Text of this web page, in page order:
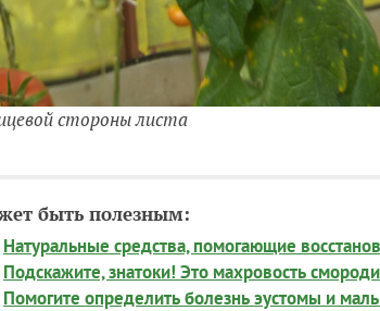
стороны листа
быть полезным:
Натуральные средства, помогающие
Подскажите, знатоки! Это махровость
Помогите определить болезнь эустомы и